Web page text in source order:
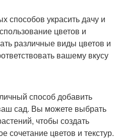
способов украсить дачу и
цветов и
различные виды цветов и
вашему вкусу
способ добавить
сад. Вы можете выбрать
чтобы создать
сочетание цветов и текстур.